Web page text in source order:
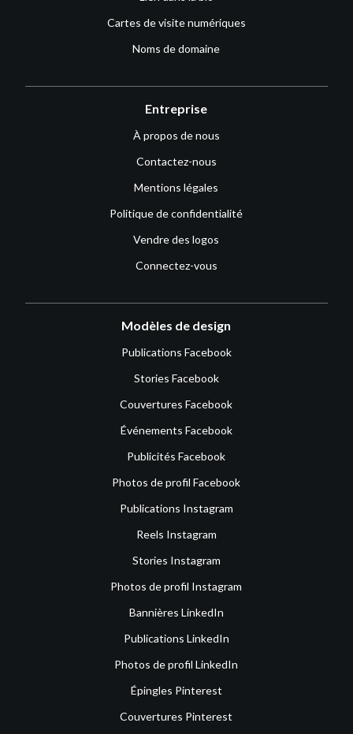
Cartes de visite numériques
Noms de domaine
Entreprise
À propos de nous
Contactez-nous
Mentions légales
Politique de confidentialité
Vendre des logos
Connectez-vous
Modèles de design
Publications Facebook
Stories Facebook
Couvertures Facebook
Événements Facebook
Publicités Facebook
Photos de profil Facebook
Publications Instagram
Reels Instagram
Stories Instagram
Photos de profil Instagram
Bannières LinkedIn
Publications LinkedIn
Photos de profil LinkedIn
Épingles Pinterest
Couvertures Pinterest